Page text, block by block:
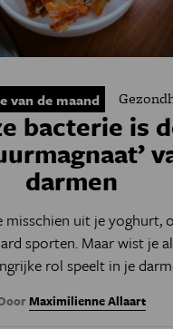
van de maand
bacterie is
darmen
misschien uit je yoghurt,
sporten. Maar wist je
rol speelt in je
Maximilienne Allaart